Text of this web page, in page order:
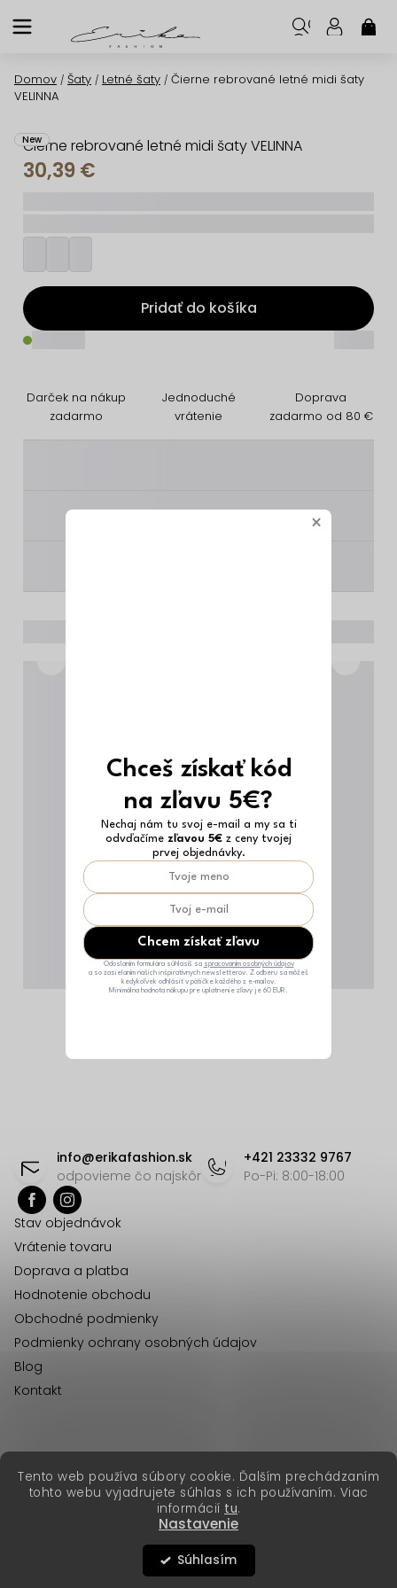
Tento web používa súbory cookie. Ďalším prechádzaním
tohto webu vyjadrujete súhlas s ich používaním. Viac
informácií tu.
Nastavenie
Súhlasím
na
Domov / Šaty / Letné šaty / Čierne rebrované letné midi šaty
VELINNA
Čierne rebrované letné midi šaty VELINNA
New
30,39 €
Pridať do košíka
Darček na nákup
zadarmo
Jednoduché
vrátenie
Doprava
zadarmo od 80 €
________
info@erikafashion.sk
odpovieme čo najskôr
+421 23332 9767
Po-Pi: 8:00-18:00
Stav objednávok
Vrátenie tovaru
Doprava a platba
Hodnotenie obchodu
Obchodné podmienky
Podmienky ochrany osobných údajov
Blog
Kontakt
Vytvoril Shoptet Premium
Copyright 2026Erika Fashion. Všetky práva vyhradené.
erikafashion.cz
×
Chceš získať kód
na zľavu 5€?
Nechaj nám tu svoj e-mail a my sa ti
odvďačíme zľavou 5€ z ceny tvojej
prvej objednávky.
Chcem získať zľavu
Odoslaním formulára súhlasíš sa spracovaním osobných údajov
a so zasielaním našich inšpiratívnych newsletterov. Z odberu sa môžeš
kedykoľvek odhlásiť v pätičke každého z e-mailov.
Minimálna hodnota nákupu pre uplatnenie zľavy je 60 EUR.